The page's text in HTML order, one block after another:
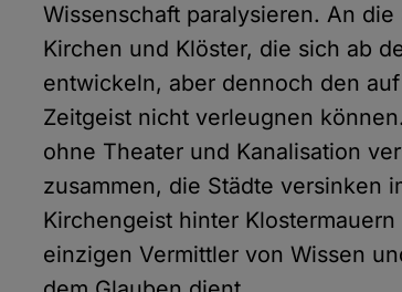
Wissenschaft paralysieren. An
Kirchen und Klöster, die sich ab
entwickeln, aber dennoch den
Zeitgeist nicht verleugnen
ohne Theater und Kanalisation
zusammen, die Städte versinken
Kirchengeist hinter
einzigen Vermittler von Wissen